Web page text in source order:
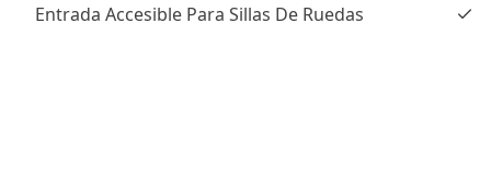
Entrada Accesible Para Sillas De Ruedas